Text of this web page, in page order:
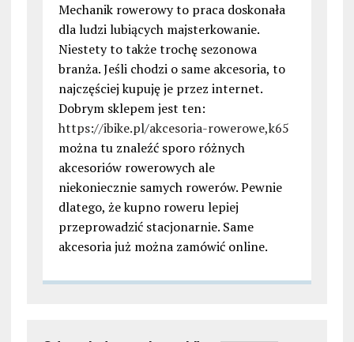
Mechanik rowerowy to praca doskonała
dla ludzi lubiących majsterkowanie.
Niestety to także trochę sezonowa
branża. Jeśli chodzi o same akcesoria, to
najczęściej kupuję je przez internet.
Dobrym sklepem jest ten:
https://ibike.pl/akcesoria-rowerowe,k65
można tu znaleźć sporo różnych
akcesoriów rowerowych ale
niekoniecznie samych rowerów. Pewnie
dlatego, że kupno roweru lepiej
przeprowadzić stacjonarnie. Same
akcesoria już można zamówić online.